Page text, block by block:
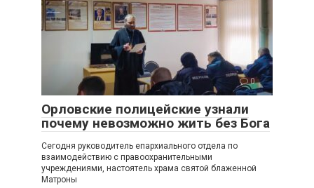
0
Орловские полицейские узнали
почему невозможно жить без Бога
Сегодня руководитель епархиального отдела по
взаимодействию с правоохранительными
учреждениями, настоятель храма святой блаженной
Матроны